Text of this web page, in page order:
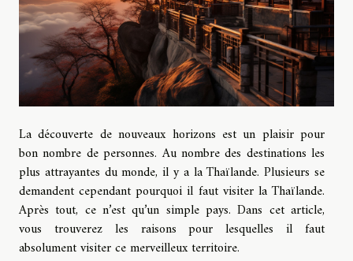
La découverte de nouveaux horizons est un plaisir pour
bon nombre de personnes. Au nombre des destinations les
plus attrayantes du monde, il y a la Thaïlande. Plusieurs se
demandent cependant pourquoi il faut visiter la Thaïlande.
Après tout, ce n’est qu’un simple pays. Dans cet article,
vous trouverez les raisons pour lesquelles il faut
absolument visiter ce merveilleux territoire.